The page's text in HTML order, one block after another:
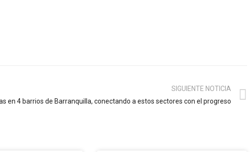
SIGUIENTE NOTICIA
en 4 barrios de Barranquilla, conectando a estos sectores con el progreso